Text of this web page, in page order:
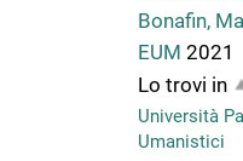
Bonafin,
EUM2021
Lo trovi in
Università
Umanistici